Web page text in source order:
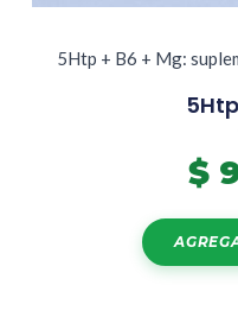
5Htp + B6 + Mg:
$